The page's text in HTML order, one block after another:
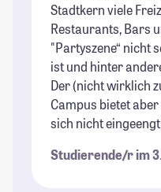
Stadtkern viele
Restaurants, Bars
"Partyszene“ nicht
ist und hinter
Der (nicht wirklich
Campus bietet
sich nicht
Studierende/r im